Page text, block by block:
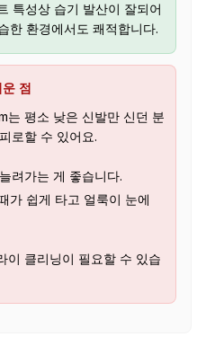
특성상 습기 발산이 잘되어
한 환경에서도 쾌적합니다.
운 점
는 평소 낮은 신발만 신던 분
로할 수 있어요.
려가는 게 좋습니다.
가 쉽게 타고 얼룩이 눈에
이 클리닝이 필요할 수 있습